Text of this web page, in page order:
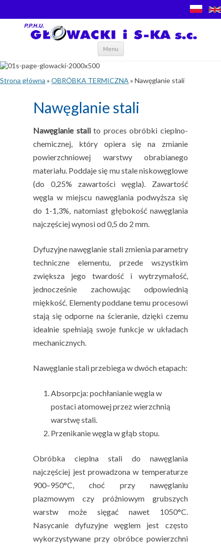
Menu Skip to content
Strona główna » OBRÓBKA TERMICZNA » Nawęglanie stali
Nawęglanie stali
Nawęglanie stalito proces obróbki cieplno-
chemicznej, który opiera się na zmianie
powierzchniowej warstwy obrabianego
materiału. Poddaje się mu stale niskowęglowe
(do 0,25% zawartości węgla). Zawartość
węgla w miejscu nawęglania podwyższa się
do 1-1,3%, natomiast głębokość nawęglania
najczęściej wynosi od 0,5 do 2 mm.
Dyfuzyjne nawęglanie stali zmienia parametry
techniczne elementu, przede wszystkim
zwiększa jego twardość i wytrzymałość,
jednocześnie zachowując odpowiednią
miękkość. Elementy poddane temu procesowi
stają się odporne na ścieranie, dzięki czemu
idealnie spełniają swoje funkcje w układach
mechanicznych.
Nawęglanie stali przebiega w dwóch etapach:
Absorpcja: pochłanianie węgla w
postaci atomowej przez wierzchnią
warstwę stali.
Przenikanie węgla w głąb stopu.
Obróbka cieplna stali do nawęglania
najczęściej jest prowadzona w temperaturze
900–950°C, choć przy nawęglaniu
plazmowym czy próżniowym grubszych
warstw może sięgać nawet 1050°C.
Nasycanie dyfuzyjne węglem jest często
wykorzystywane przy obróbce powierzchni